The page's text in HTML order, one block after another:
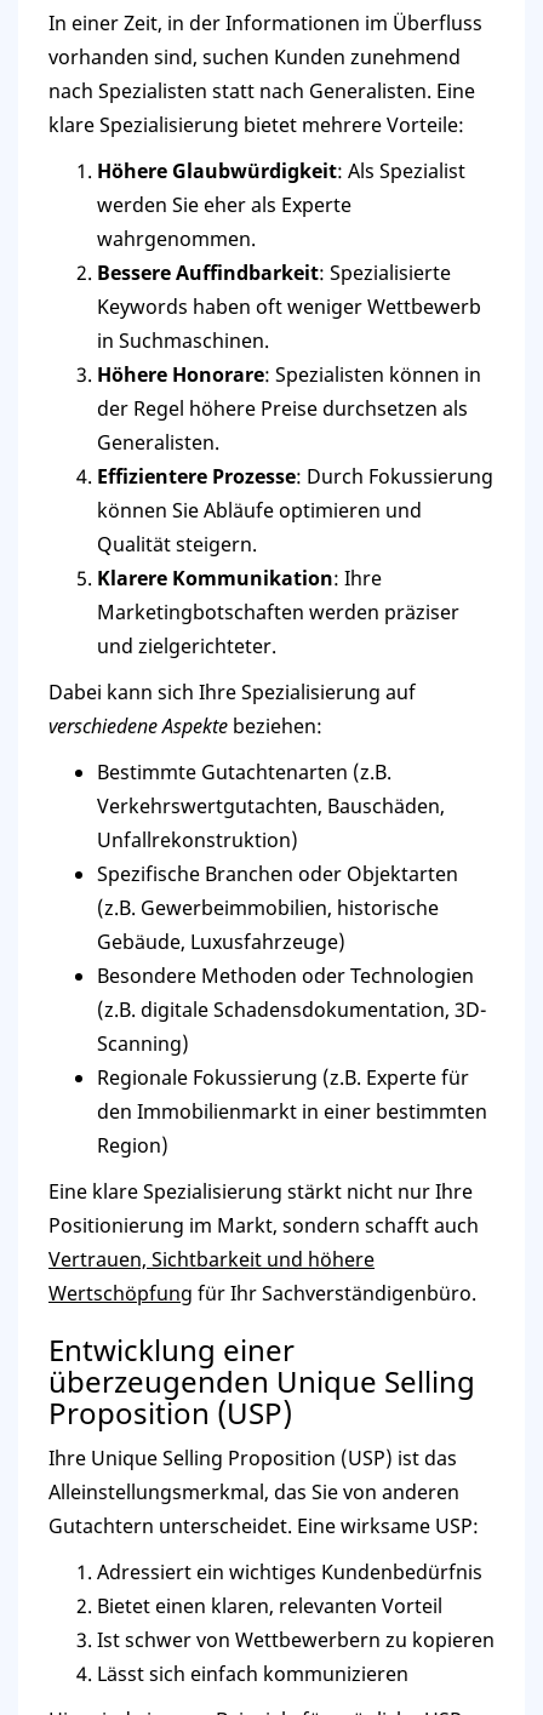
In einer Zeit, in der Informationen im Überfluss
vorhanden sind, suchen Kunden zunehmend
nach Spezialisten statt nach Generalisten. Eine
klare Spezialisierung bietet mehrere Vorteile:
Höhere Glaubwürdigkeit: Als Spezialist
werden Sie eher als Experte
wahrgenommen.
Bessere Auffindbarkeit: Spezialisierte
Keywords haben oft weniger Wettbewerb
in Suchmaschinen.
Höhere Honorare: Spezialisten können in
der Regel höhere Preise durchsetzen als
Generalisten.
Effizientere Prozesse: Durch Fokussierung
können Sie Abläufe optimieren und
Qualität steigern.
Klarere Kommunikation: Ihre
Marketingbotschaften werden präziser
und zielgerichteter.
Dabei kann sich Ihre Spezialisierung auf
verschiedene Aspekte beziehen:
Bestimmte Gutachtenarten (z.B.
Verkehrswertgutachten, Bauschäden,
Unfallrekonstruktion)
Spezifische Branchen oder Objektarten
(z.B. Gewerbeimmobilien, historische
Gebäude, Luxusfahrzeuge)
Besondere Methoden oder Technologien
(z.B. digitale Schadensdokumentation, 3D-
Scanning)
Regionale Fokussierung (z.B. Experte für
den Immobilienmarkt in einer bestimmten
Region)
Eine klare Spezialisierung stärkt nicht nur Ihre
Positionierung im Markt, sondern schafft auch
Vertrauen, Sichtbarkeit und höhere
Wertschöpfung für Ihr Sachverständigenbüro.
Entwicklung einer
überzeugenden Unique Selling
Proposition (USP)
Ihre Unique Selling Proposition (USP) ist das
Alleinstellungsmerkmal, das Sie von anderen
Gutachtern unterscheidet. Eine wirksame USP:
Adressiert ein wichtiges Kundenbedürfnis
Bietet einen klaren, relevanten Vorteil
Ist schwer von Wettbewerbern zu kopieren
Lässt sich einfach kommunizieren